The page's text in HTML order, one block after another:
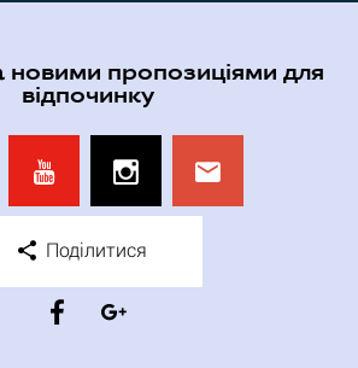
новими пропозиціями для
відпочинку
Поділитися